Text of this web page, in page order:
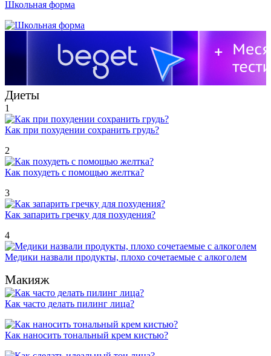
Школьная форма
Диеты
1
Как при похудении сохранить грудь?
2
Как похудеть с помощью желтка?
3
Как запарить гречку для похудения?
4
Медики назвали продукты, плохо сочетаемые с алкоголем
Макияж
Как часто делать пилинг лица?
Как наносить тональный крем кистью?